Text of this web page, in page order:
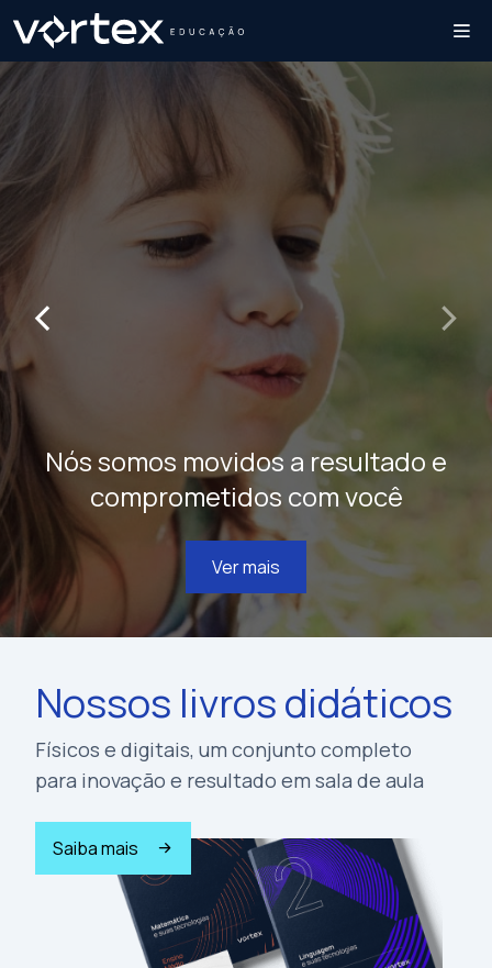
Nós somos movidos a resultado e
comprometidos com você
Ver mais
‹ ›
Nossos livros didáticos
Físicos e digitais, um conjunto completo
para inovação e resultado em sala de aula
Saiba mais